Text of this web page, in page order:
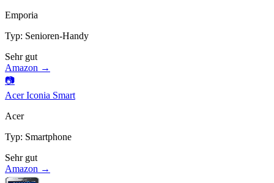
Emporia
Typ: Senioren-Handy
Sehr gut
Amazon →
📷
Acer Iconia Smart
Acer
Typ: Smartphone
Sehr gut
Amazon →